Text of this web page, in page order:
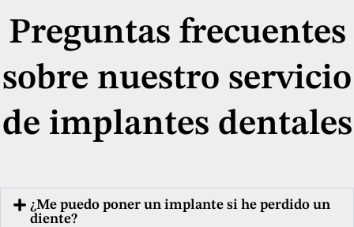
Preguntas frecuentes
sobre nuestro servicio
de implantes dentales
¿Me puedo poner un implante si he perdido un
diente?